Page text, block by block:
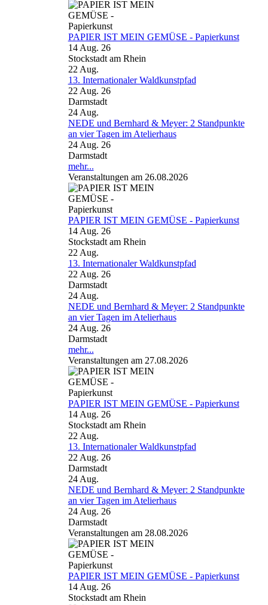
PAPIER IST MEIN GEMÜSE - Papierkunst
14 Aug. 26
Stockstadt am Rhein
22 Aug.
13. Internationaler Waldkunstpfad
22 Aug. 26
Darmstadt
24 Aug.
NEDE und Bernhard & Meyer: 2 Standpunkte
an vier Tagen im Atelierhaus
24 Aug. 26
Darmstadt
mehr...
Veranstaltungen am 26.08.2026
PAPIER IST MEIN GEMÜSE - Papierkunst
14 Aug. 26
Stockstadt am Rhein
22 Aug.
13. Internationaler Waldkunstpfad
22 Aug. 26
Darmstadt
24 Aug.
NEDE und Bernhard & Meyer: 2 Standpunkte
an vier Tagen im Atelierhaus
24 Aug. 26
Darmstadt
mehr...
Veranstaltungen am 27.08.2026
PAPIER IST MEIN GEMÜSE - Papierkunst
14 Aug. 26
Stockstadt am Rhein
22 Aug.
13. Internationaler Waldkunstpfad
22 Aug. 26
Darmstadt
24 Aug.
NEDE und Bernhard & Meyer: 2 Standpunkte
an vier Tagen im Atelierhaus
24 Aug. 26
Darmstadt
Veranstaltungen am 28.08.2026
PAPIER IST MEIN GEMÜSE - Papierkunst
14 Aug. 26
Stockstadt am Rhein